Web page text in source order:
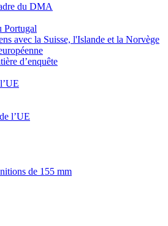
du DMA
Portugal
avec la Suisse, l'Islande et la Norvège
d’enquête
l’UE
de 155 mm